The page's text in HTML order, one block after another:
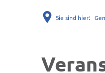
Sie sind hier: